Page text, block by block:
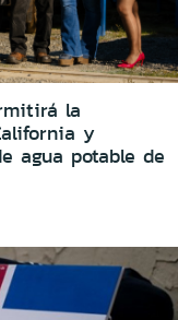
la
y
agua potable de